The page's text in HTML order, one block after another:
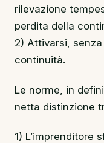
rilevazione
perdita della
2) Attivarsi,
continuità.
Le norme, in
netta distinzione
1) L’imprenditore